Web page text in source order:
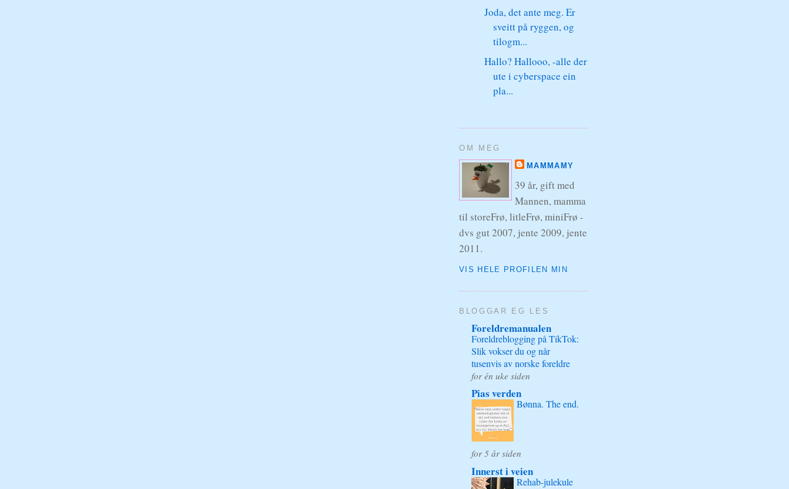
Joda, det ante meg. Er
sveitt på ryggen, og
tilogm...
Hallo? Hallooo, -alle der
ute i cyberspace ein
pla...
OM MEG
MAMMAMY
39 år, gift med
Mannen, mamma
til storeFrø, litleFrø, miniFrø -
dvs gut 2007, jente 2009, jente
2011.
VIS HELE PROFILEN MIN
BLOGGAR EG LES
Foreldremanualen
Foreldreblogging på TikTok:
Slik vokser du og når
tusenvis av norske foreldre
for én uke siden
Pias verden
Bønna. The end.
for 5 år siden
Innerst i veien
Rehab-julekule